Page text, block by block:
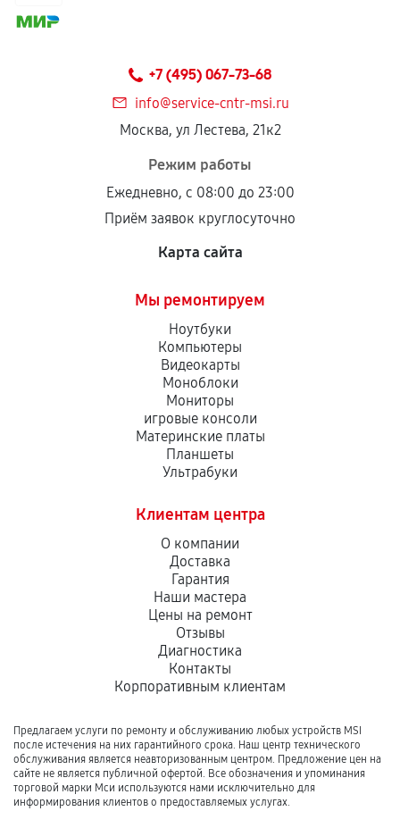
+7 (495) 067-73-68
info@service-cntr-msi.ru
Москва, ул Лестева, 21к2
Режим работы
Ежедневно, с 08:00 до 23:00
Приём заявок круглосуточно
Карта сайта
Мы ремонтируем
Ноутбуки
Компьютеры
Видеокарты
Моноблоки
Мониторы
игровые консоли
Материнские платы
Планшеты
Ультрабуки
Клиентам центра
О компании
Доставка
Гарантия
Наши мастера
Цены на ремонт
Отзывы
Диагностика
Контакты
Корпоративным клиентам
Предлагаем услуги по ремонту и обслуживанию любых устройств MSI
после истечения на них гарантийного срока. Наш центр технического
обслуживания является неавторизованным центром. Предложение цен на
сайте не является публичной офертой. Все обозначения и упоминания
торговой марки Мси используются нами исключительно для
информирования клиентов о предоставляемых услугах.